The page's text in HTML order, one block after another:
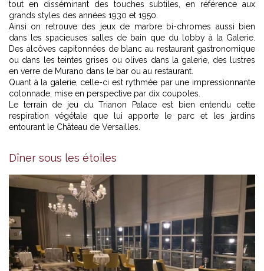
tout en disséminant des touches subtiles, en référence aux
grands styles des années 1930 et 1950.
Ainsi on retrouve des jeux de marbre bi-chromes aussi bien
dans les spacieuses salles de bain que du lobby à la Galerie.
Des alcôves capitonnées de blanc au restaurant gastronomique
ou dans les teintes grises ou olives dans la galerie, des lustres
en verre de Murano dans le bar ou au restaurant.
Quant à la galerie, celle-ci est rythmée par une impressionnante
colonnade, mise en perspective par dix coupoles.
Le terrain de jeu du Trianon Palace est bien entendu cette
respiration végétale que lui apporte le parc et les jardins
entourant le Château de Versailles.
Dîner sous les étoiles